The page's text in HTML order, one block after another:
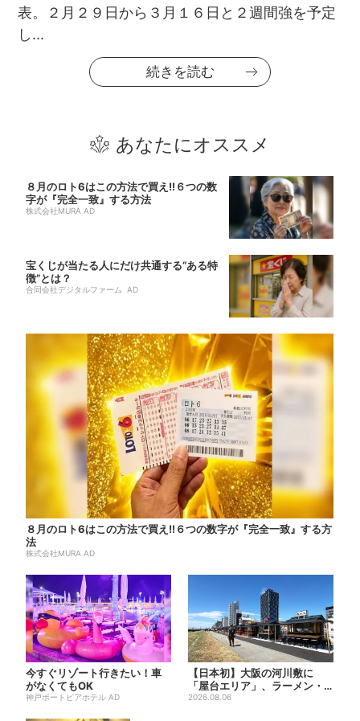
表。２月２９日から３月１６日と２週間強を予定
し...
続きを読む
あなたにオススメ
８月のロト6はこの方法で買え!!６つの数
字が『完全一致』する方法
株式会社MURA AD
宝くじが当たる人にだけ共通する“ある特
徴”とは？
合同会社デジタルファーム AD
８月のロト6はこの方法で買え!!６つの数字が『完全一致』する方
法
株式会社MURA AD
今すぐリゾート行きたい！車
がなくてもOK
神戸ポートピアホテル AD
【日本初】大阪の河川敷に
「屋台エリア」、ラーメン・
焼肉・しゃぶしゃぶ・カフェ
2026.08.06